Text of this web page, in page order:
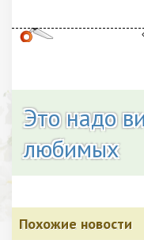
Это надо
любимых
Похожие новости